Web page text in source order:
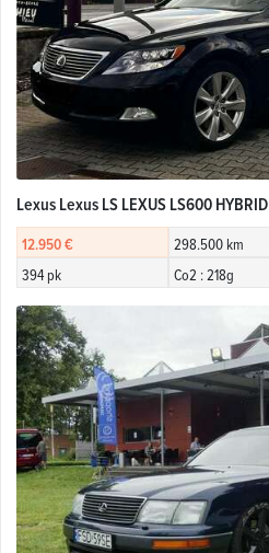
Lexus Lexus LS LEXUS LS600 HYBRID
12.950 € 298.500 km
394 pk
Co2 : 218g